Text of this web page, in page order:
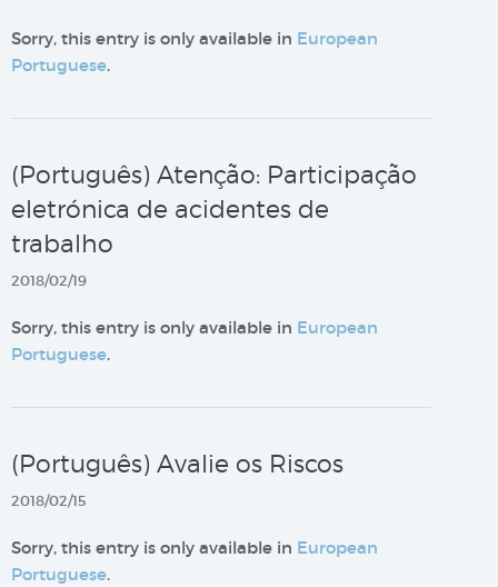
Sorry, this entry is only available in European
Portuguese.
(Português) Atenção: Participação
eletrónica de acidentes de
trabalho
2018/02/19
Sorry, this entry is only available in European
Portuguese.
(Português) Avalie os Riscos
2018/02/15
Sorry, this entry is only available in European
Portuguese.